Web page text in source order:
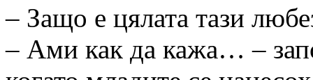
– Защо е цялата тази
– Ами как да кажа… –